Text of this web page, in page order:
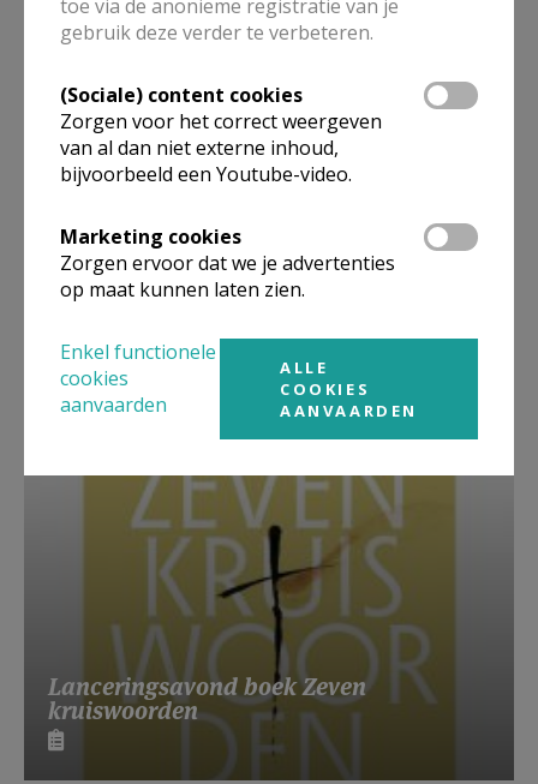
Lanceringsavond boek Zeven
kruiswoorden
toe via de anonieme registratie van je
gebruik deze verder te verbeteren.
(Sociale) content cookies
Zorgen voor het correct weergeven
van al dan niet externe inhoud,
bijvoorbeeld een Youtube-video.
Marketing cookies
Zorgen ervoor dat we je advertenties
op maat kunnen laten zien.
Enkel functionele
cookies
aanvaarden
ALLE
COOKIES
AANVAARDEN